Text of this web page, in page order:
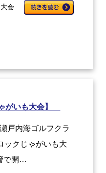
会
がいも大会】
戸内海ゴルフクラ
ックじゃがいも大
で開…